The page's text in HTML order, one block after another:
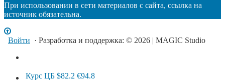
При использовании в сети материалов с сайта, ссылка на
источник обязательна.
Войти · Разработка и поддержка: © 2026 | MAGIC Studio
Курс ЦБ $82.2 €94.8